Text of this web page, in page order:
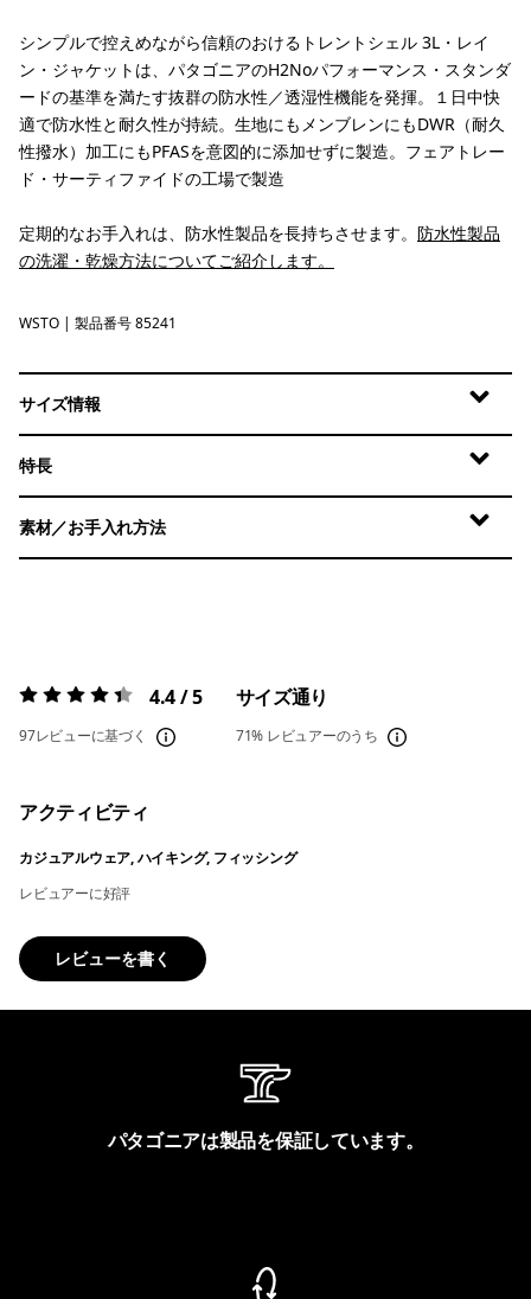
シンプルで控えめながら信頼のおけるトレントシェル 3L・レイ
ン・ジャケットは、パタゴニアのH2Noパフォーマンス・スタンダ
ードの基準を満たす抜群の防水性／透湿性機能を発揮。１日中快
適で防水性と耐久性が持続。生地にもメンブレンにもDWR（耐久
性撥水）加工にもPFASを意図的に添加せずに製造。フェアトレー
ド・サーティファイドの工場で製造
定期的なお手入れは、防水性製品を長持ちさせます。 防水性製品
の洗濯・乾燥方法についてご紹介します。
Weathered Stone
WSTO | 製品番号 85241
サイズ情報
特長
素材／お手入れ方法
評価:4.4 / 5 4.4 / 5
97レビューに基づく
サイズ通り
71% レビュアーのうち
アクティビティ
カジュアルウェア, ハイキング, フィッシング
レビュアーに好評
レビューを書く
パタゴニアは製品を保証しています。